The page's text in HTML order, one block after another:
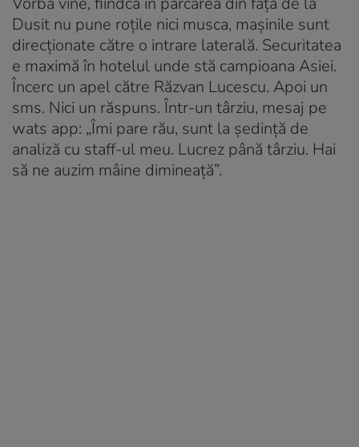
Dusit nu pune roțile nici musca, mașinile sunt
direcționate către o intrare laterală. Securitatea
e maximă în hotelul unde stă campioana Asiei.
Încerc un apel către Răzvan Lucescu. Apoi un
sms. Nici un răspuns. Într-un târziu, mesaj pe
wats app: „Îmi pare rău, sunt la ședință de
analiză cu staff-ul meu. Lucrez până târziu. Hai
să ne auzim mâine dimineață”.